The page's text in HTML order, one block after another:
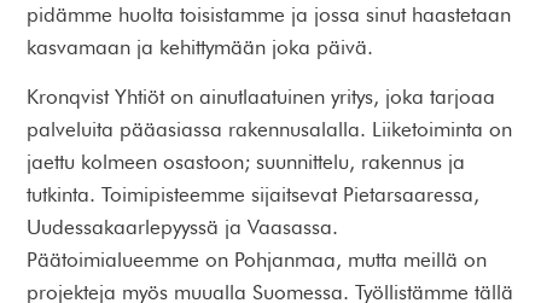
pidämme huolta toisistamme ja jossa sinut haastetaan
kasvamaan ja kehittymään joka päivä.
Kronqvist Yhtiöt on ainutlaatuinen yritys, joka tarjoaa
palveluita pääasiassa rakennusalalla. Liiketoiminta on
jaettu kolmeen osastoon; suunnittelu, rakennus ja
tutkinta. Toimipisteemme sijaitsevat Pietarsaaressa,
Uudessakaarlepyyssä ja Vaasassa.
Päätoimialueemme on Pohjanmaa, mutta meillä on
projekteja myös muualla Suomessa. Työllistämme tällä